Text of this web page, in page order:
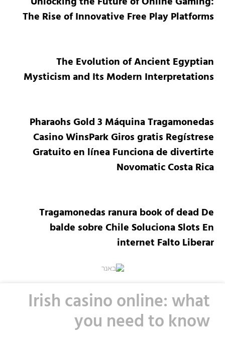
The Rise of Innovative Free Play Platforms
The Evolution of Ancient Egyptian
Mysticism and Its Modern Interpretations
Pharaohs Gold 3 Máquina Tragamonedas
Casino WinsPark Giros gratis Regístrese
Gratuito en línea Funciona de divertirte
Novomatic Costa Rica
Tragamonedas ranura book of dead De
balde sobre Chile Soluciona Slots En
internet Falto Liberar
Irish casino online: what
you need to know